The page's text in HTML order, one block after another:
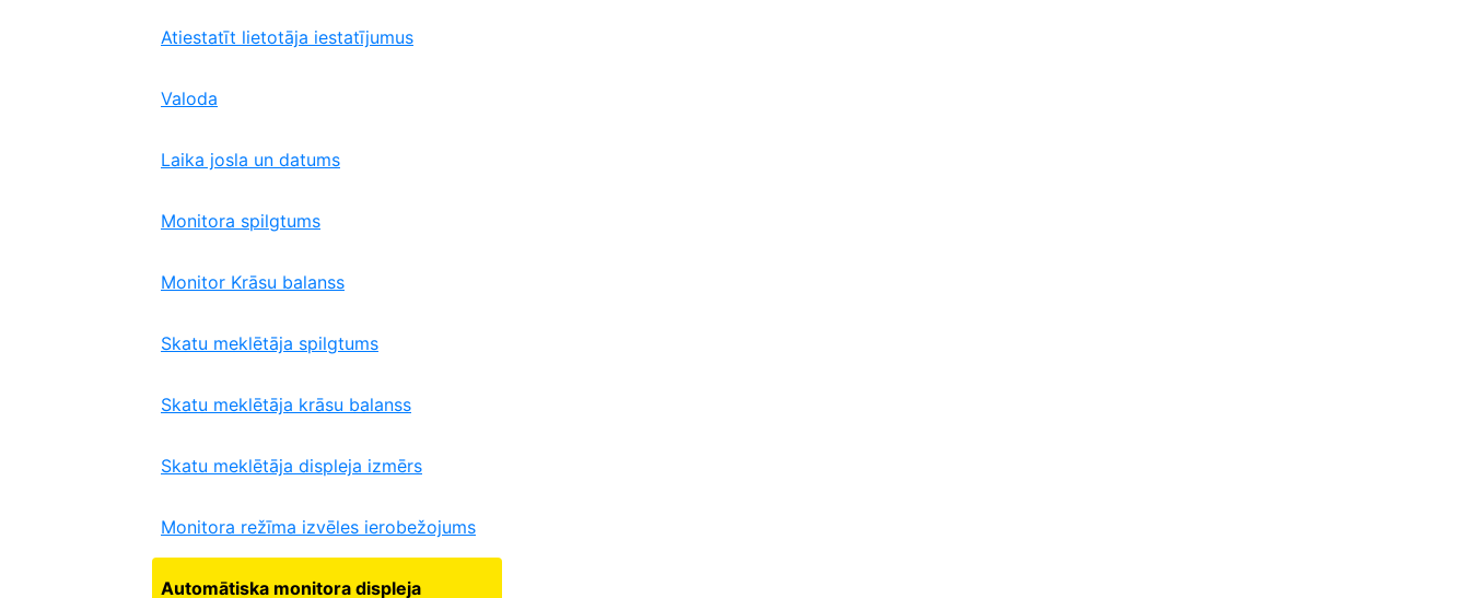
Atiestatīt lietotāja iestatījumus
Valoda
Laika josla un datums
Monitora spilgtums
Monitor Krāsu balanss
Skatu meklētāja spilgtums
Skatu meklētāja krāsu balanss
Skatu meklētāja displeja izmērs
Monitora režīma izvēles ierobežojums
Automātiska monitora displeja